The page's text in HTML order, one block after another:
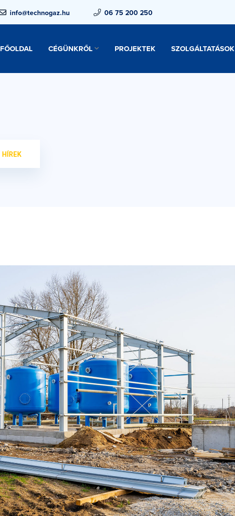
info@technogaz.hu 06 75 200 250
FŐOLDAL CÉGÜNKRŐL PROJEKTEK SZOLGÁLTATÁSOK
HÍREK